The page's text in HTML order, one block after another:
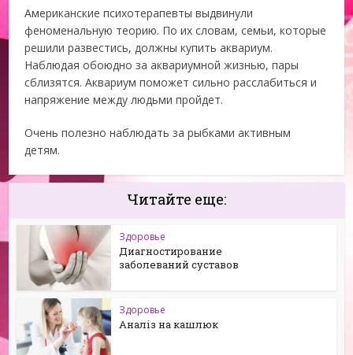
Американские психотерапевты выдвинули
феноменальную теорию. По их словам, семьи, которые
решили развестись, должны купить аквариум.
Наблюдая обоюдно за аквариумной жизнью, пары
сблизятся. Аквариум поможет сильно расслабиться и
напряжение между людьми пройдет.
Очень полезно наблюдать за рыбками активным
детям.
Читайте еще:
Здоровье
Диагностирование
заболеваний суставов
Здоровье
Аналіз на кашлюк